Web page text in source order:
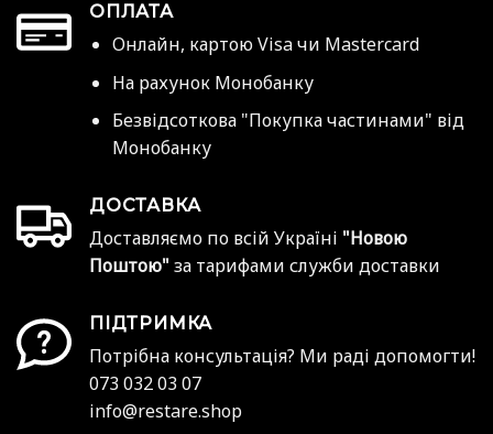
ОПЛАТА
Онлайн, картою Visa чи Mastercard
На рахунок Монобанку
Безвідсоткова "Покупка частинами" від
Монобанку
ДОСТАВКА
Доставляємо по всій Україні "Новою
Поштою" за тарифами служби доставки
ПІДТРИМКА
Потрібна консультація? Ми раді допомогти!
073 032 03 07
info@restare.shop